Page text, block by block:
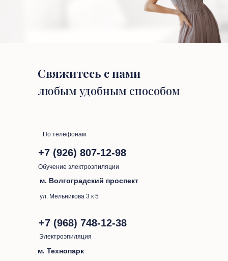
Свяжитесь с нами
любым удобным способом
По телефонам
ул. Мельникова 3 к 5
+7 (968) 748-12-38
+7 (926) 807-12-98
м. Технопарк
м. Волгоградский проспект
Электроэпиляция
Обучение электроэпиляции